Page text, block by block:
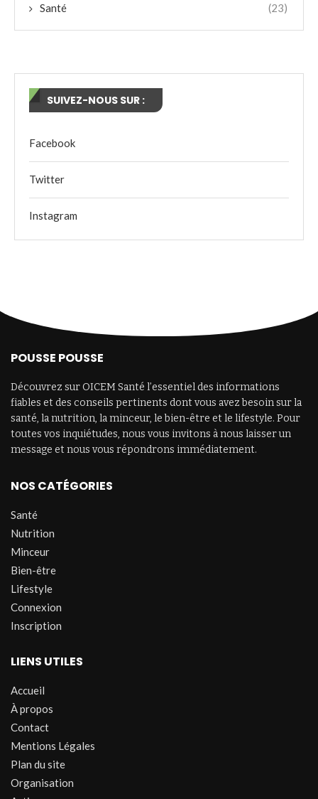
Santé (23)
SUIVEZ-NOUS SUR :
Facebook
Twitter
Instagram
POUSSE POUSSE
Découvrez sur OICEM Santé l’essentiel des informations
fiables et des conseils pertinents dont vous avez besoin sur la
santé, la nutrition, la minceur, le bien-être et le lifestyle. Pour
toutes vos inquiétudes, nous vous invitons à nous laisser un
message et nous vous répondrons immédiatement.
NOS CATÉGORIES
Santé
Nutrition
Minceur
Bien-être
Lifestyle
Connexion
Inscription
LIENS UTILES
Accueil
À propos
Contact
Mentions Légales
Plan du site
Organisation